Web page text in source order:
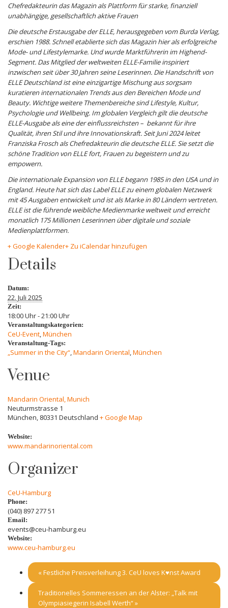
Chefredakteurin das Magazin als Plattform für starke, finanziell
unabhängige, gesellschaftlich aktive Frauen
Die deutsche Erstausgabe der ELLE, herausgegeben vom Burda Verlag,
erschien 1988. Schnell etablierte sich das Magazin hier als erfolgreiche
Mode- und Lifestylemarke. Und wurde Marktführerin im Highend-
Segment. Das Mitglied der weltweiten ELLE-Familie inspiriert
inzwischen seit über 30 Jahren seine Leserinnen. Die Handschrift von
ELLE Deutschland ist eine einzigartige Mischung aus sorgsam
kuratieren internationalen Trends aus den Bereichen Mode und
Beauty. Wichtige weitere Themenbereiche sind Lifestyle, Kultur,
Psychologie und Wellbeing. Im globalen Vergleich gilt die deutsche
ELLE-Ausgabe als eine der einflussreichsten – bekannt für ihre
Qualität, ihren Stil und ihre Innovationskraft. Seit Juni 2024 leitet
Franziska Frosch als Chefredakteurin die deutsche ELLE. Sie setzt die
schöne Tradition von ELLE fort, Frauen zu begeistern und zu
empowern.
Die internationale Expansion von ELLE begann 1985 in den USA und in
England. Heute hat sich das Label ELLE zu einem globalen Netzwerk
mit 45 Ausgaben entwickelt und ist als Marke in 80 Ländern vertreten.
ELLE ist die führende weibliche Medienmarke weltweit und erreicht
monatlich 175 Millionen Leserinnen über digitale und soziale
Medienplattformen.
+ Google Kalender+ Zu iCalendar hinzufügen
Details
Datum:
22. Juli 2025
Zeit:
18:00 Uhr - 21:00 Uhr
Veranstaltungskategorien:
CeU-Event,München
Veranstaltung-Tags:
„Summer in the City“,Mandarin Oriental,München
Venue
Mandarin Oriental, Munich
Neuturmstrasse 1
München, 80331 Deutschland + Google Map
Website:
www.mandarinoriental.com
Organizer
CeU-Hamburg
Phone:
(040) 897 277 51
Email:
events@ceu-hamburg.eu
Website:
www.ceu-hamburg.eu
«Festliche Preisverleihung 3. CeU loves K♥️nst Award
Traditionelles Sommeressen an der Alster: „Talk mit
Olympiasiegerin Isabell Werth“»